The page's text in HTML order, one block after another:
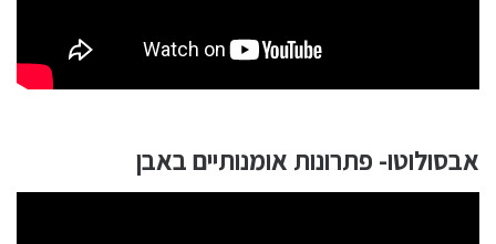
אבסולוטו- פתרונות אומנותיים באבן